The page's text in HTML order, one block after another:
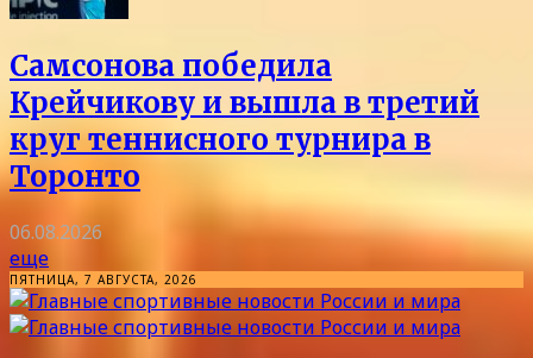
Самсонова победила
Крейчикову и вышла в третий
круг теннисного турнира в
Торонто
06.08.2026
еще
ПЯТНИЦА, 7 АВГУСТА, 2026